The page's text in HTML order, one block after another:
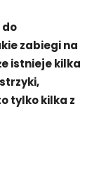
do
zabiegi na
istnieje kilka
tylko kilka z